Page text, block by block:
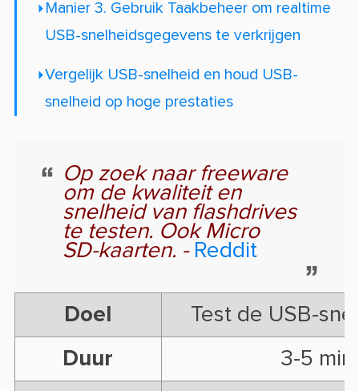
Manier 3. Gebruik Taakbeheer om realtime
USB-snelheidsgegevens te verkrijgen
Vergelijk USB-snelheid en houd USB-
snelheid op hoge prestaties
Op zoek naar freeware
om de kwaliteit en
snelheid van flashdrives
te testen. Ook Micro
SD-kaarten. - Reddit
Doel
Test de USB-
Duur
3-5